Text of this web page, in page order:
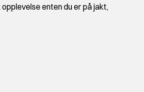
opplevelse enten du er på jakt,